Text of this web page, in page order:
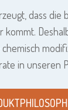
dass die
kommt.
in unseren